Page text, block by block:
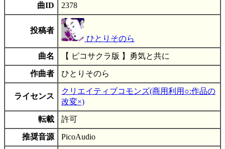
曲ID 2378
投稿者
ひとりそのら
曲名 【 ピコサクラ版 】勇気と共に
作曲者 ひとりそのら
ライセンス
クリエイティブコモンズ(商用利用○:作品の
改変×)
転載 許可
推奨音源 PicoAudio